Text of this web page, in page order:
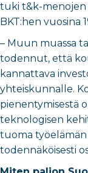
tuki t&k-menojen
BKT:hen vuosina
– Muun muassa
todennut, että
kannattava
yhteiskunnalle.
pienentymisestä
teknologisen
tuoma
todennäköisesti